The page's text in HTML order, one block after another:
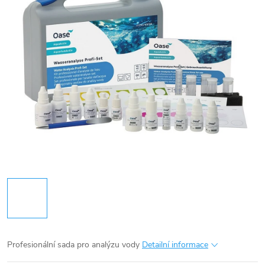
Profesionální sada pro analýzu vody Detailní informace